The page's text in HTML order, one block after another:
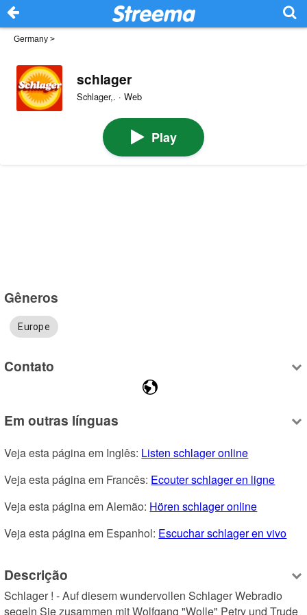
Germany >
schlager
Schlager,. · Web
Play
Gêneros
Europe
Contato
Em outras línguas
Veja esta página em Inglês: Listen schlager online
Veja esta página em Francês: Ecouter schlager en ligne
Veja esta página em Alemão: Hören schlager online
Veja esta página em Espanhol: Escuchar schlager en vivo
Descrição
Schlager ! - Auf diesem wundervollen Schlager Webradio
segeln Sie zusammen mit Wolfgang "Wolle" Petry und Trude